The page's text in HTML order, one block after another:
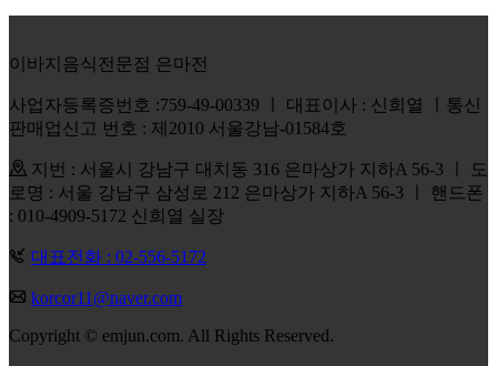
이바지음식전문점 은마전
사업자등록증번호 :759-49-00339 ㅣ 대표이사 : 신희열 ㅣ통신
판매업신고 번호 : 제2010 서울강남-01584호
지번 : 서울시 강남구 대치동 316 은마상가 지하A 56-3 ㅣ 도
로명 : 서울 강남구 삼성로 212 은마상가 지하A 56-3 ㅣ 핸드폰
: 010-4909-5172 신희열 실장
대표전화 : 02-556-5172
korcor11@naver.com
Copyright © emjun.com. All Rights Reserved.